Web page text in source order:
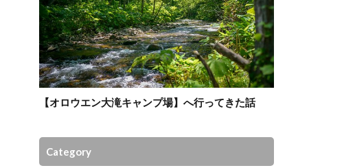
【オロウエン大滝キャンプ場】へ行ってきた話
Category